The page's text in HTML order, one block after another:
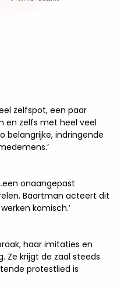
zelfspot, een paar
en zelfs met heel veel
belangrijke, indringende
onaangepast
Baartman acteert dit
komisch.’
haar imitaties en
Ze krijgt de zaal steeds
protestlied is